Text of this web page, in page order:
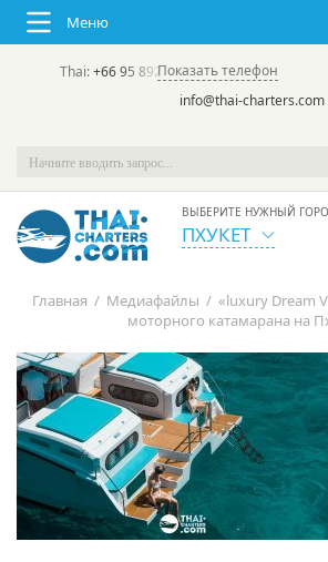
Меню
Thai:+66 95 892 7646(rus/eng) | в России:
Показать телефон
info@thai-charters.com
ВЫБЕРИТЕ НУЖНЫЙ
ПХУКЕТ
Главная / Медиафайлы / «luxury Dream
моторного катамарана на